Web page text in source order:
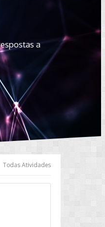
a
Todas Atividades